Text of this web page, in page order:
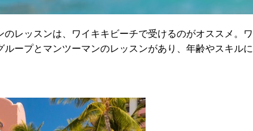
レッスンは、ワイキキビーチで受けるのがオススメ。ワ
ープとマンツーマンのレッスンがあり、年齢やスキルに